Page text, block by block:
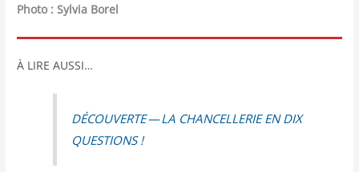
Pho­to : Syl­via Borel
À LIRE AUSSI…
DÉCOUVERTE — LA CHANCELLERIE EN DIX
QUESTIONS !